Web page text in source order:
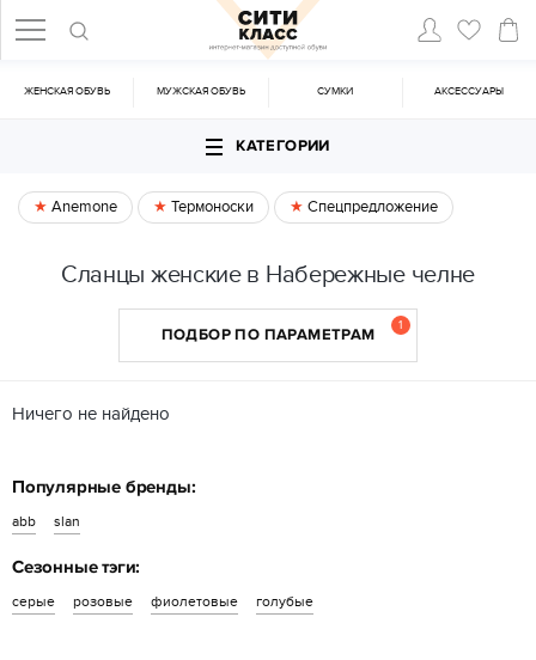
ЖЕНСКАЯ ОБУВЬ МУЖСКАЯ ОБУВЬ CУМКИ АКСЕССУАРЫ
КАТЕГОРИИ
Anemone Термоноски Спецпредложение
Сланцы женские в Набережные челне
ПОДБОР ПО ПАРАМЕТРАМ 1
Ничего не найдено
Популярные бренды:
abb slan
Сезонные тэги:
серые розовые фиолетовые голубые